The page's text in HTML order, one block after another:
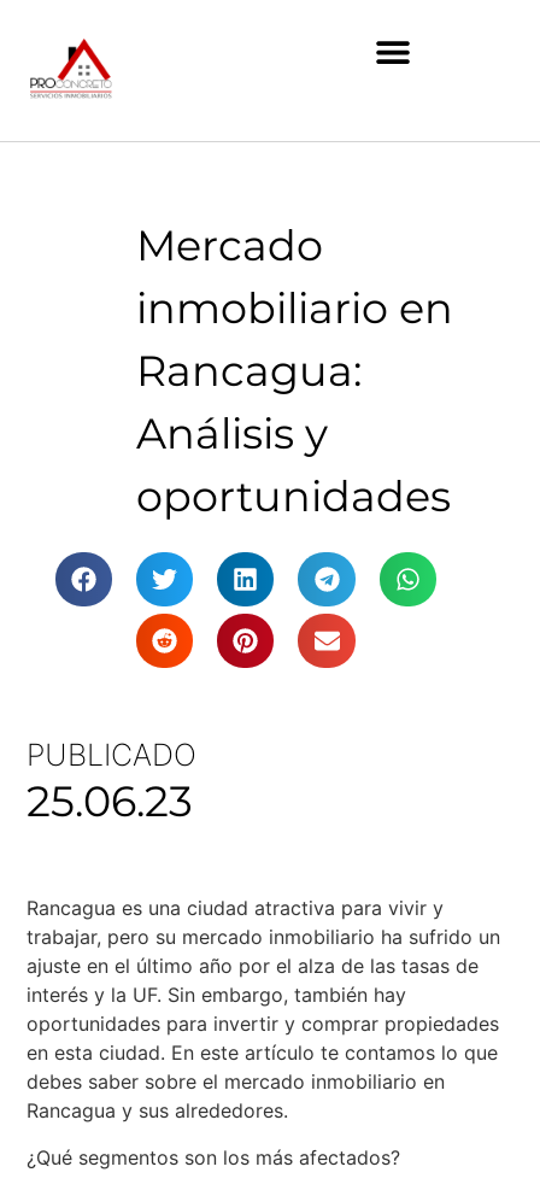
Mercado
inmobiliario en
Rancagua:
Análisis y
oportunidades
PUBLICADO
25.06.23
Rancagua es una ciudad atractiva para vivir y
trabajar, pero su mercado inmobiliario ha sufrido un
ajuste en el último año por el alza de las tasas de
interés y la UF. Sin embargo, también hay
oportunidades para invertir y comprar propiedades
en esta ciudad. En este artículo te contamos lo que
debes saber sobre el mercado inmobiliario en
Rancagua y sus alrededores.
¿Qué segmentos son los más afectados?